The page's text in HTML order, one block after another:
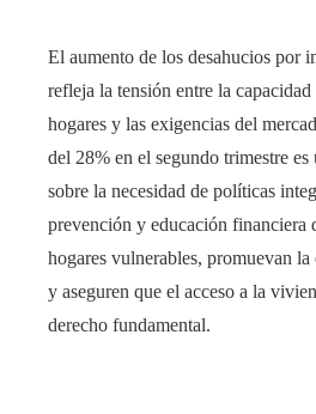
El aumento de los desahucios por
refleja la tensión entre la
hogares y las exigencias del
del 28% en el segundo trimestre
sobre la necesidad de políticas
prevención y educación financiera
hogares vulnerables, promuevan
y aseguren que el acceso a la
derecho fundamental.